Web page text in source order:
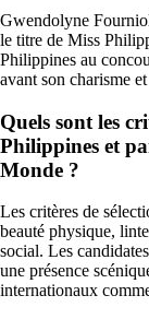
Gwendolyne
le titre de Miss
Philippines au
avant son charisme
Quels sont les
Philippines et
Monde ?
Les critères de
beauté physique,
social. Les
une présence
internationaux